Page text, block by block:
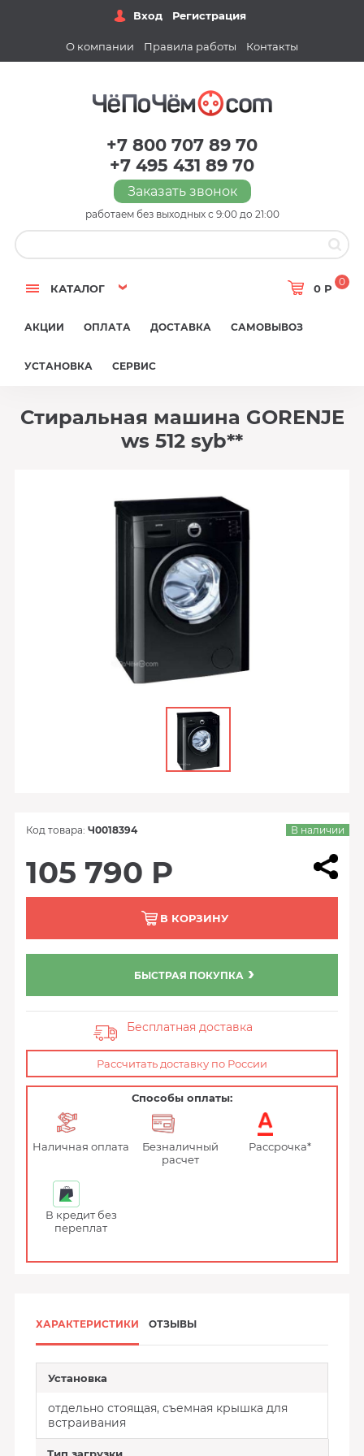
Вход Регистрация
О компании Правила работы Контакты
+7 800 707 89 70
+7 495 431 89 70
Заказать звонок
работаем без выходных с 9:00 до 21:00
КАТАЛОГ 0 Р
0
АКЦИИ ОПЛАТА ДОСТАВКА САМОВЫВОЗ
УСТАНОВКА СЕРВИС
Стиральная машина GORENJE
ws 512 syb**
Код товара: Ч0018394 В наличии
105 790 Р
В КОРЗИНУ
БЫСТРАЯ ПОКУПКА
Бесплатная доставка
Рассчитать доставку по России
Способы оплаты:
Наличная оплата
Безналичный
расчет
Рассрочка*
В кредит без
переплат
ХАРАКТЕРИСТИКИ ОТЗЫВЫ
Установка
отдельно стоящая, съемная крышка для
встраивания